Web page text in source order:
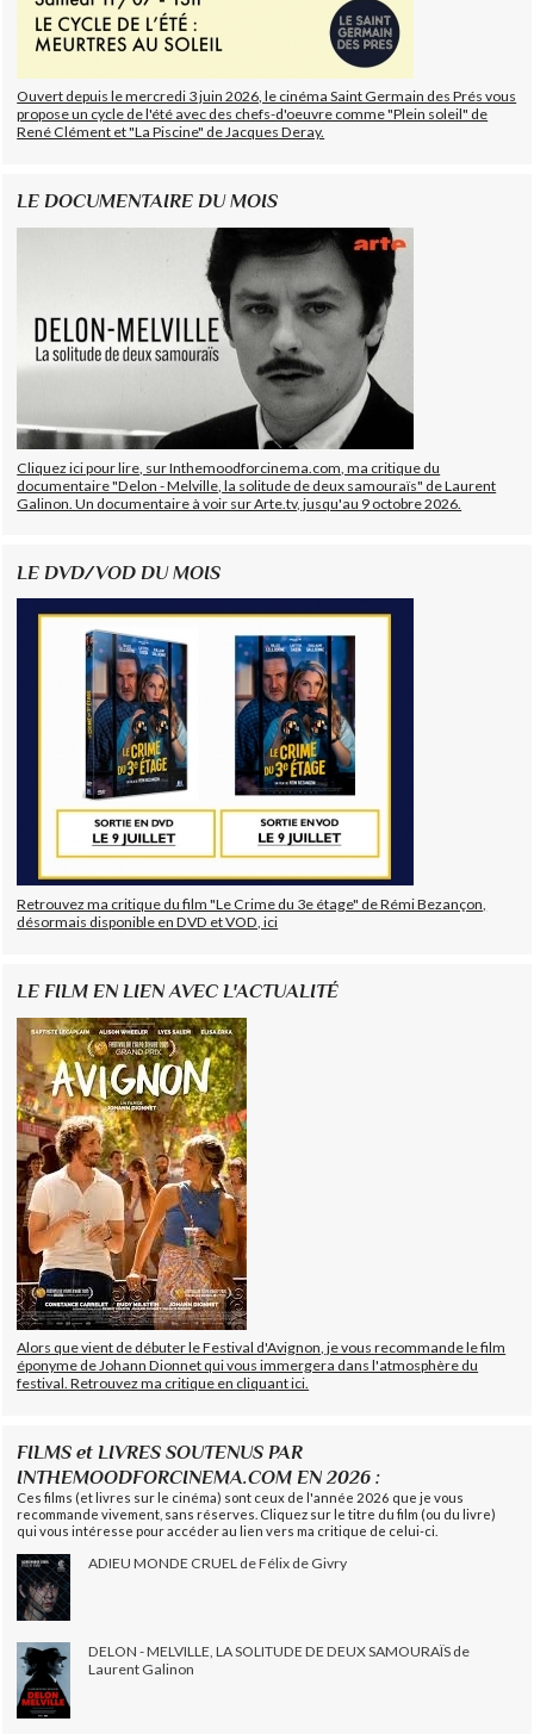
Ouvert depuis le mercredi 3 juin 2026, le cinéma Saint Germain des Prés vous
propose un cycle de l'été avec des chefs-d'oeuvre comme "Plein soleil" de
René Clément et "La Piscine" de Jacques Deray.
LE DOCUMENTAIRE DU MOIS
Cliquez ici pour lire, sur Inthemoodforcinema.com, ma critique du
documentaire "Delon - Melville, la solitude de deux samouraïs" de Laurent
Galinon. Un documentaire à voir sur Arte.tv, jusqu'au 9 octobre 2026.
LE DVD/VOD DU MOIS
Retrouvez ma critique du film "Le Crime du 3e étage" de Rémi Bezançon,
désormais disponible en DVD et VOD, ici
LE FILM EN LIEN AVEC L'ACTUALITÉ
Alors que vient de débuter le Festival d'Avignon, je vous recommande le film
éponyme de Johann Dionnet qui vous immergera dans l'atmosphère du
festival. Retrouvez ma critique en cliquant ici.
FILMS et LIVRES SOUTENUS PAR
INTHEMOODFORCINEMA.COM EN 2026 :
Ces films (et livres sur le cinéma) sont ceux de l'année 2026 que je vous
recommande vivement, sans réserves. Cliquez sur le titre du film (ou du livre)
qui vous intéresse pour accéder au lien vers ma critique de celui-ci.
ADIEU MONDE CRUEL de Félix de Givry
DELON - MELVILLE, LA SOLITUDE DE DEUX SAMOURAÏS de
Laurent Galinon